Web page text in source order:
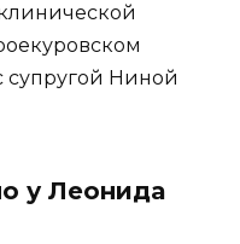
Ниной
у Леонида